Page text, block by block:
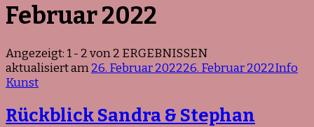
Februar 2022
Angezeigt: 1 - 2 von 2 ERGEBNISSEN
aktualisiert am26. Februar 202226. Februar 2022Info
Kunst
Rückblick Sandra & Stephan